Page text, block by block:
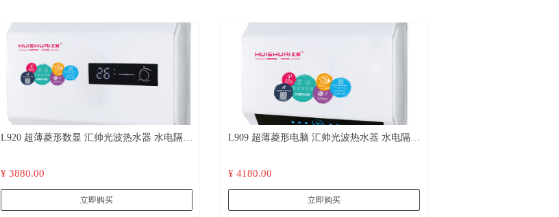
L920 超薄菱形数显 汇帅光波热水器 水电隔离
¥ 3880.00
立即购买
L909 超薄菱形电脑 汇帅光波热水器 水电隔离
¥ 4180.00
立即购买